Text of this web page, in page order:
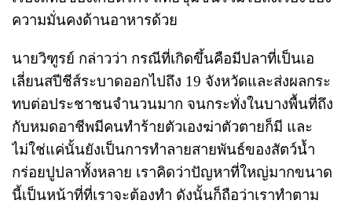
ความมั่นคงด้านอาหารด้วย
นายวิฑูรย์ กล่าวว่า กรณีที่เกิดขึ้นคือมีปลาที่เป็นเอ
เลี่ยนสปีชีส์ระบาดออกไปถึง 19 จังหวัดและส่งผลกระ
ทบต่อประชาชนจำนวนมาก จนกระทั่งในบางพื้นที่ถึง
กับหมดอาชีพมีคนทำร้ายตัวเองฆ่าตัวตายก็มี และ
ไม่ใช่แค่นั้นยังเป็นการทำลายสายพันธ์ของสัตว์น้ำ
กร่อยปูปลาทั้งหลาย เราคิดว่าปัญหาที่ใหญ่มากขนาด
นี้เป็นหน้าที่ที่เราจะต้องทำ ดังนั้นก็ถือว่าเราทำตาม